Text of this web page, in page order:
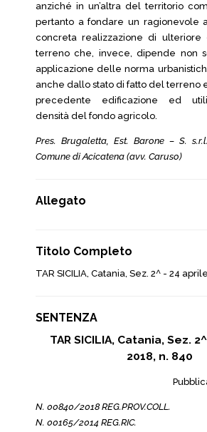
anziché in un’altra del territorio
pertanto a fondare un ragionevole
concreta realizzazione di ulteriore
terreno che, invece, dipende non
applicazione delle norma
anche dallo stato di fatto del terreno
precedente edificazione ed
densità del fondo agricolo.
Pres. Brugaletta, Est. Barone – S.
Comune di Acicatena (avv. Caruso)
Allegato
Titolo Completo
TAR SICILIA, Catania, Sez. 2^ - 24
SENTENZA
TAR SICILIA, Catania, Sez.
2018, n. 840
N. 00840/2018 REG.PROV.COLL.
N. 00165/2014 REG.RIC.